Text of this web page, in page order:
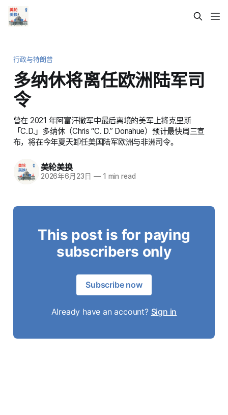
行政与特朗普
多纳休将离任欧洲陆军司
令
曾在 2021 年阿富汗撤军中最后离境的美军上将克里斯
「C.D.」多纳休（Chris “C. D.” Donahue）预计最快周三宣
布，将在今年夏天卸任美国陆军欧洲与非洲司令。
美轮美换
2026年6月23日 —1 min read
This post is for paying
subscribers only
Subscribe now
Already have an account? Sign in